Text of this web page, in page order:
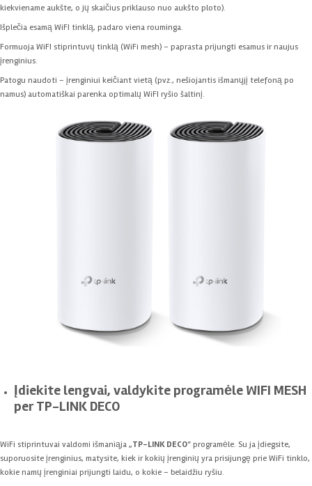
kiekviename aukšte, o jų skaičius priklauso nuo aukšto ploto).
Išplečia esamą WiFI tinklą, padaro viena rouminga.
Formuoja WiFI stiprintuvų tinklą (WiFi mesh) – paprasta prijungti esamus ir naujus
įrenginius.
Patogu naudoti – įrenginiui keičiant vietą (pvz., nešiojantis išmanųjį telefoną po
namus) automatiškai parenka optimalų WiFI ryšio šaltinį.
Įdiekite lengvai, valdykite programėle WIFI MESH
per TP-LINK DECO
WiFi stiprintuvai valdomi išmaniąja „TP-LINK DECO“ programėle. Su ja įdiegsite,
suporuosite įrenginius, matysite, kiek ir kokių įrenginių yra prisijungę prie WiFi tinklo,
kokie namų įrenginiai prijungti laidu, o kokie – belaidžiu ryšiu.